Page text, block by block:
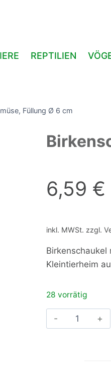
REPTILIEN
Füllung Ø 6 cm
6,59 €
inkl. MWSt. zzgl.
Birkenschaukel
Kleintierheim
28 vorrätig
mit